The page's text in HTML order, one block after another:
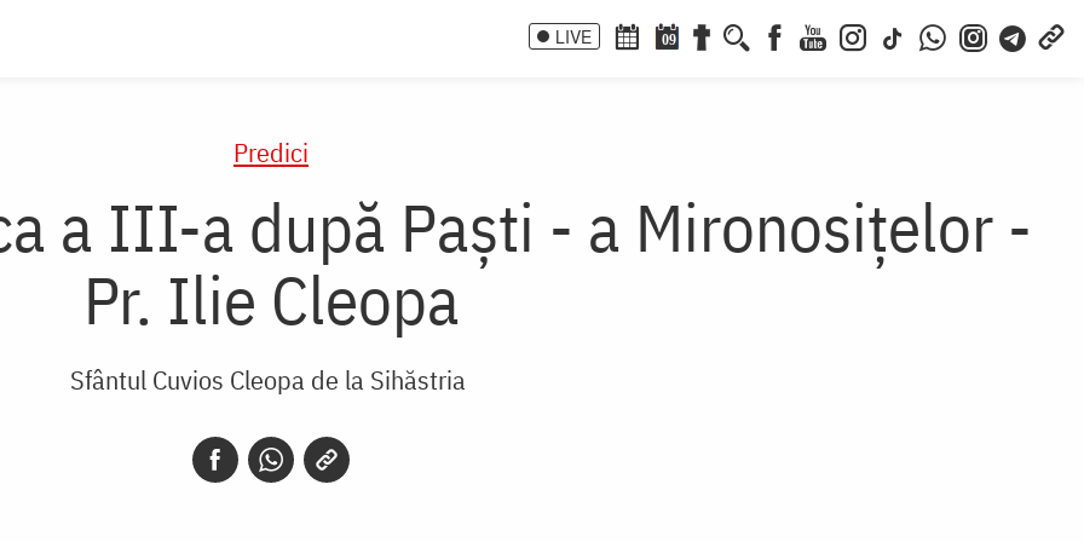
LIVE 09
Predici
a III-a după Paşti - a Mironosiţelor -
Pr. Ilie Cleopa
Sfântul Cuvios Cleopa de la Sihăstria